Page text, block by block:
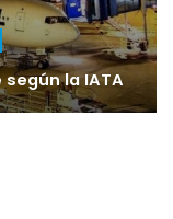
la IATA